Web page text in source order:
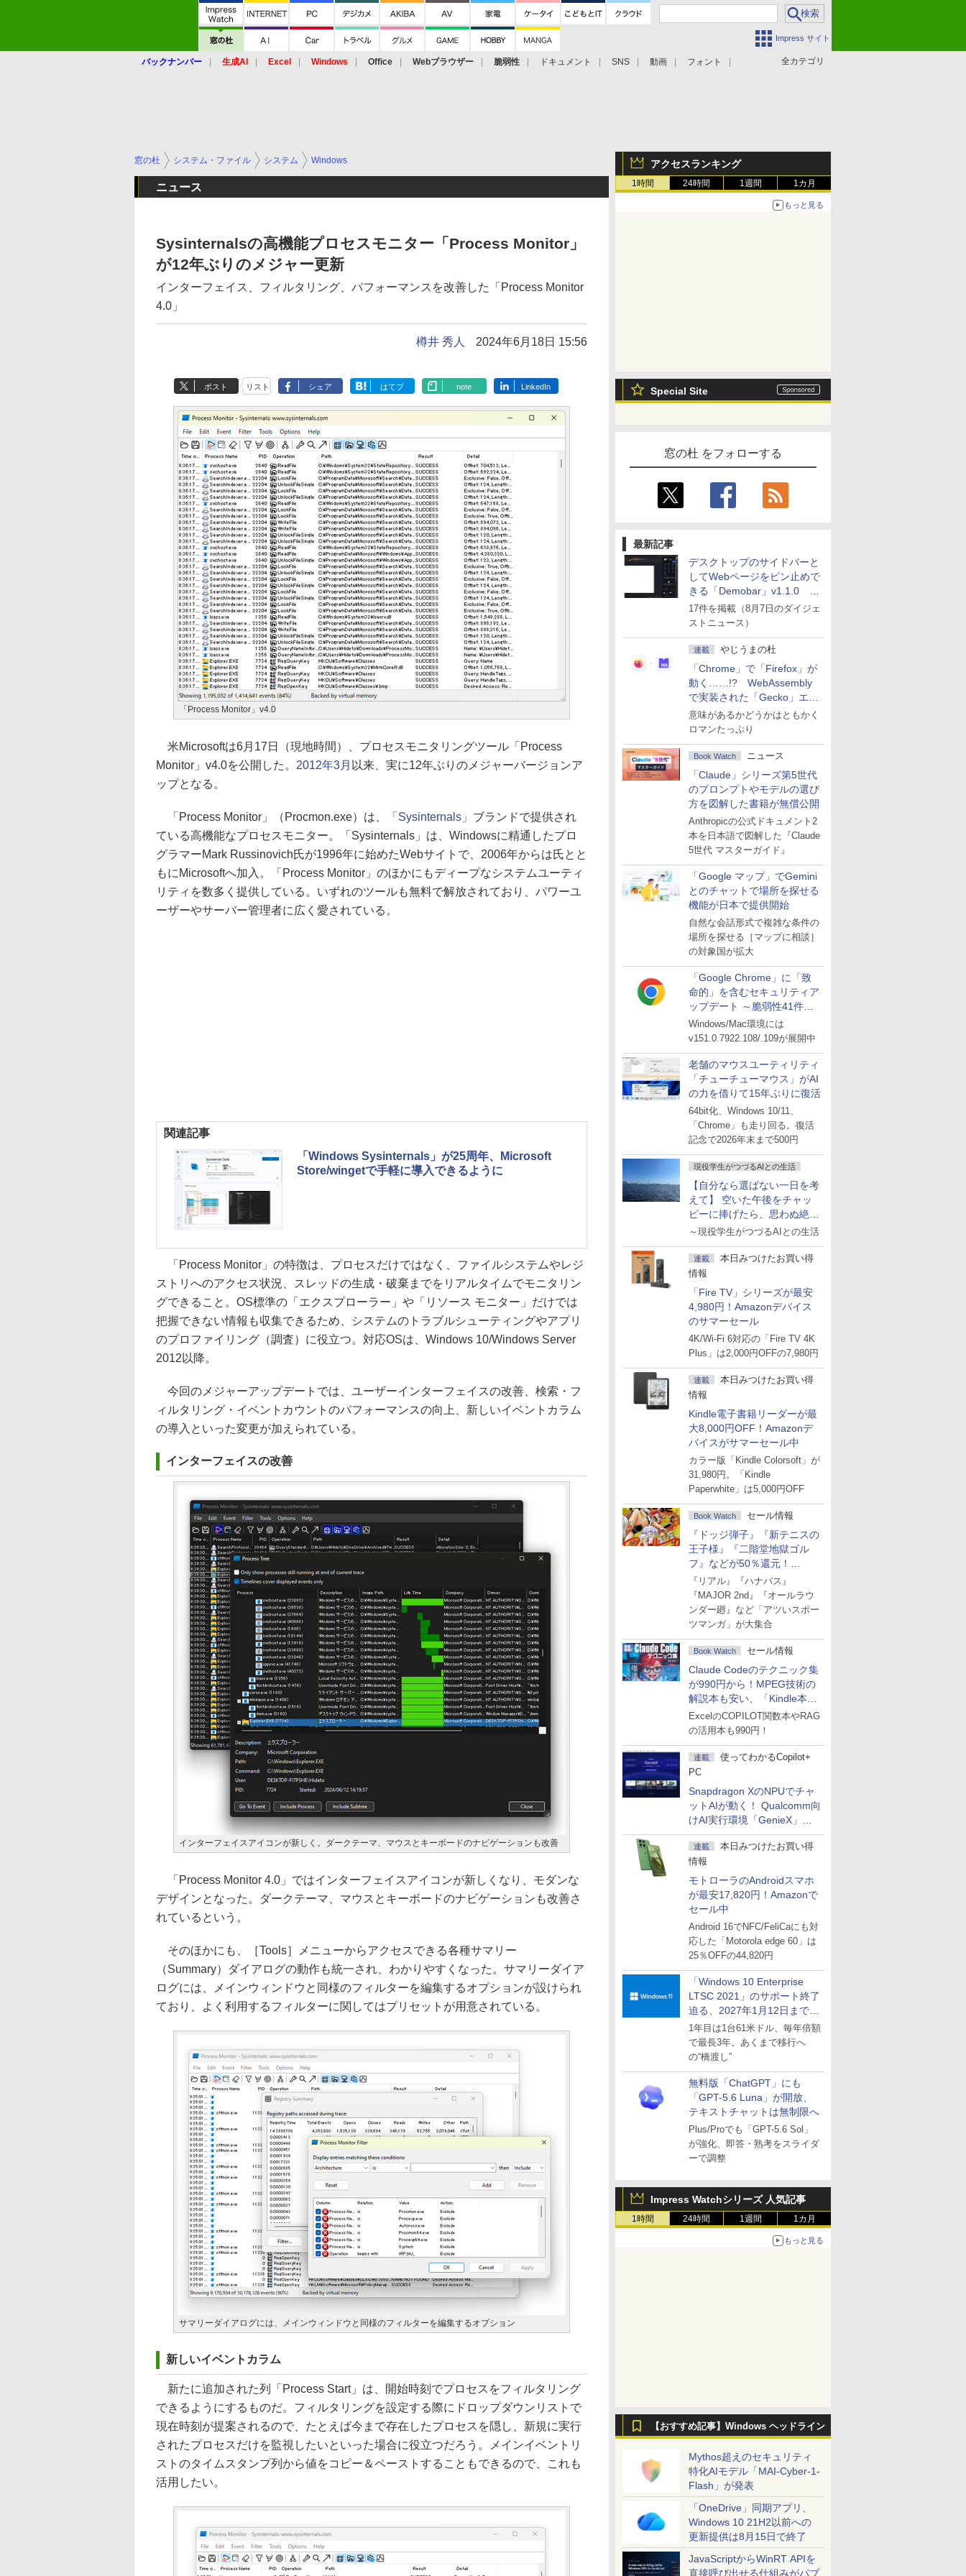
Impress サイト
全カテゴリ
バックナンバー 生成AI Excel Windows Office Webブラウザー 脆弱性 ドキュメント SNS 動画 フォント
アクセスランキング
1時間 24時間 1週間 1カ月
もっと見る
Special Site
窓の杜 をフォローする
最新記事
デスクトップのサイドバーと
してWebページをピン止めで
きる「Demobar」v1.1.0 ほ
か
17件を掲載（8月7日のダイジェ
ストニュース）
連載 やじうまの杜
「Chrome」で「Firefox」が
動く……!? WebAssembly
で実装された「Gecko」エン
ジン
意味があるかどうかはともかく
ロマンたっぷり
Book Watch ニュース
「Claude」シリーズ第5世代
のプロンプトやモデルの選び
方を図解した書籍が無償公開
Anthropicの公式ドキュメント2
本を日本語で図解した『Claude
5世代 マスターガイド』
「Google マップ」でGemini
とのチャットで場所を探せる
機能が日本で提供開始
自然な会話形式で複雑な条件の
場所を探せる［マップに相談］
の対象国が拡大
「Google Chrome」に「致
命的」を含むセキュリティア
ップデート ～脆弱性41件に
対処
Windows/Mac環境には
v151.0.7922.108/.109が展開中
老舗のマウスユーティリティ
「チューチューマウス」がAI
の力を借りて15年ぶりに復活
64bit化、Windows 10/11、
「Chrome」も走り回る。復活
記念で2026年末まで500円
現役学生がつづるAIとの生活
【自分なら選ばない一日を考
えて】 空いた午後をチャッ
ピーに捧げたら、思わぬ絶景
に出会った話
～現役学生がつづるAIとの生活
連載
本日みつけたお買い得
情報
「Fire TV」シリーズが最安
4,980円！Amazonデバイス
のサマーセール
4K/Wi-Fi 6対応の「Fire TV 4K
Plus」は2,000円OFFの7,980円
連載
本日みつけたお買い得
情報
Kindle電子書籍リーダーが最
大8,000円OFF！Amazonデ
バイスがサマーセール中
カラー版「Kindle Colorsoft」が
31,980円。「Kindle
Paperwhite」は5,000円OFF
Book Watch セール情報
『ドッジ弾子』『新テニスの
王子様』『二階堂地獄ゴル
フ』などが50％還元！
Amazonマンガ週末セール
『リアル』『ハナバス』
『MAJOR 2nd』『オールラウ
ンダー廻』など「アツいスポー
ツマンガ」が大集合
Book Watch セール情報
Claude Codeのテクニック集
が990円から！MPEG技術の
解説本も安い、「Kindle本サ
マーセール」第2弾開始！
ExcelのCOPILOT関数本やRAG
の活用本も990円！
連載
使ってわかるCopilot+
PC
Snapdragon XのNPUでチャ
ットAIが動く！ Qualcomm向
けAI実行環境「GenieX」を
試してみた
連載
本日みつけたお買い得
情報
モトローラのAndroidスマホ
が最安17,820円！Amazonで
セール中
Android 16でNFC/FeliCaにも対
応した「Motorola edge 60」は
25％OFFの44,820円
「Windows 10 Enterprise
LTSC 2021」のサポート終了
迫る、2027年1月12日まで
～ESUは9月1日から販売
1年目は1台61米ドル、毎年倍額
で最長3年。あくまで移行へ
の“橋渡し”
無料版「ChatGPT」にも
「GPT-5.6 Luna」が開放、
テキストチャットは無制限へ
Plus/Proでも「GPT-5.6 Sol」
が強化、即答・熟考をスライダ
ーで調整
Impress Watchシリーズ 人気記事
1時間 24時間 1週間 1カ月
もっと見る
【おすすめ記事】Windows ヘッドライン
Mythos超えのセキュリティ
特化AIモデル「MAI-Cyber-1-
Flash」が発表
「OneDrive」同期アプリ、
Windows 10 21H2以前への
更新提供は8月15日で終了
JavaScriptからWinRT APIを
直接呼び出せる仕組みがパブ
窓の杜 システム・ファイル システム Windows
ニュース
Sysinternalsの高機能プロセスモニター「Process Monitor」
が12年ぶりのメジャー更新
インターフェイス、フィルタリング、パフォーマンスを改善した「Process Monitor
4.0」
樽井 秀人 2024年6月18日 15:56
ポスト リスト シェア はてブ note LinkedIn
「Process Monitor」v4.0
米Microsoftは6月17日（現地時間）、プロセスモニタリングツール「Process
Monitor」v4.0を公開した。 2012年3月 以来、実に12年ぶりのメジャーバージョンア
ップとなる。
「Process Monitor」（Procmon.exe）は、 「Sysinternals」 ブランドで提供され
ている高機能なプロセスモニター。「Sysinternals」は、Windowsに精通したプロ
グラマーMark Russinovich氏が1996年に始めたWebサイトで、2006年からは氏とと
もにMicrosoftへ加入。「Process Monitor」のほかにもディープなシステムユーティ
リティを数多く提供している。いずれのツールも無料で解放されており、パワーユ
ーザーやサーバー管理者に広く愛されている。
関連記事
「Windows Sysinternals」が25周年、Microsoft
Store/wingetで手軽に導入できるように
「Process Monitor」の特徴は、プロセスだけではなく、ファイルシステムやレジ
ストリへのアクセス状況、スレッドの生成・破棄までをリアルタイムでモニタリン
グできること。OS標準の「エクスプローラー」や「リソース モニター」だけでは
把握できない情報も収集できるため、システムのトラブルシューティングやアプリ
のプロファイリング（調査）に役立つ。対応OSは、Windows 10/Windows Server
2012以降。
今回のメジャーアップデートでは、ユーザーインターフェイスの改善、検索・フ
ィルタリング・イベントカウントのパフォーマンスの向上、新しいイベントカラム
の導入といった変更が加えられている。
インターフェイスの改善
インターフェイスアイコンが新しく。ダークテーマ、マウスとキーボードのナビゲーションも改善
「Process Monitor 4.0」ではインターフェイスアイコンが新しくなり、モダンな
デザインとなった。ダークテーマ、マウスとキーボードのナビゲーションも改善さ
れているという。
そのほかにも、［Tools］メニューからアクセスできる各種サマリー
（Summary）ダイアログの動作も統一され、わかりやすくなった。サマリーダイア
ログには、メインウィンドウと同様のフィルターを編集するオプションが設けられ
ており、よく利用するフィルターに関してはプリセットが用意されている。
サマリーダイアログには、メインウィンドウと同様のフィルターを編集するオプション
新しいイベントカラム
新たに追加された列「Process Start」は、開始時刻でプロセスをフィルタリング
できるようにするものだ。フィルタリングを設定する際にドロップダウンリストで
現在時刻が提案されるので、たとえば今まで存在したプロセスを隠し、新規に実行
されたプロセスだけを監視したいといった場合に役立つだろう。メインイベントリ
ストのタイムスタンプ列から値をコピー＆ペーストすることもできるので、これも
活用したい。